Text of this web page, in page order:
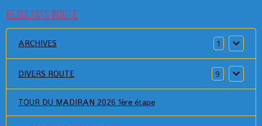
RESULTATS ROUTE
ARCHIVES 1
DIVERS ROUTE 9
TOUR DU MADIRAN 2026 1ère étape